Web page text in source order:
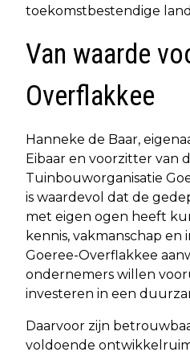
toekomstbestendige
Van waarde
Overflakkee
Hanneke de Baar,
Eibaar en voorzitter van
Tuinbouworganisatie
is waardevol dat de
met eigen ogen heeft
kennis, vakmanschap
Goeree-Overflakkee
ondernemers willen
investeren in een
Daarvoor zijn
voldoende